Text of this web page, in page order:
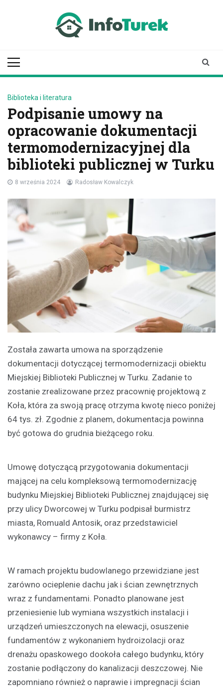
Biblioteka i literatura
Podpisanie umowy na
opracowanie dokumentacji
termomodernizacyjnej dla
biblioteki publicznej w Turku
8 września 2024 Radosław Kowalczyk
Została zawarta umowa na sporządzenie
dokumentacji dotyczącej termomodernizacji obiektu
Miejskiej Biblioteki Publicznej w Turku. Zadanie to
zostanie zrealizowane przez pracownię projektową z
Koła, która za swoją pracę otrzyma kwotę nieco poniżej
64 tys. zł. Zgodnie z planem, dokumentacja powinna
być gotowa do grudnia bieżącego roku.
Umowę dotyczącą przygotowania dokumentacji
mającej na celu kompleksową termomodernizację
budynku Miejskiej Biblioteki Publicznej znajdującej się
przy ulicy Dworcowej w Turku podpisał burmistrz
miasta, Romuald Antosik, oraz przedstawiciel
wykonawcy – firmy z Koła.
W ramach projektu budowlanego przewidziane jest
zarówno ocieplenie dachu jak i ścian zewnętrznych
wraz z fundamentami. Ponadto planowane jest
przeniesienie lub wymiana wszystkich instalacji i
urządzeń umieszczonych na elewacji, osuszenie
fundamentów z wykonaniem hydroizolacji oraz
drenażu opaskowego dookoła całego budynku, który
zostanie podłączony do kanalizacji deszczowej. Nie
zapomniano również o naprawie i impregnacji ścian